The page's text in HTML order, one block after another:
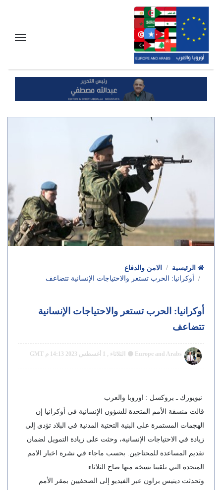
الامن والدفاع
أوكرانيا: الحرب تستعر والاحتياجات الإنسانية تتضاعف
أوكرانيا: الحرب تستعر والاحتياجات الإنسانية
تتضاعف
Europe and Arabs الثلاثاء , 1 أغسطس 2023 14:13 م GMT
نيويورك ـ بروكسل : اوروبا والعرب
قالت منسقة الأمم المتحدة للشؤون الإنسانية في أوكرانيا إن
الهجمات المستمرة على البنية التحتية المدنية في البلاد تؤدي إلى
زيادة في الاحتياجات الإنسانية، وحثت على زيادة التمويل لضمان
تقديم المساعدة للمحتاجين. بحسب ماجاء في نشرة اخبار الامم
المتحدة التي تلقينا نسخة منها صاح الثلاثاء
وتحدثت دينيس براون عبر الفيديو إلى الصحفيين بمقر الأمم